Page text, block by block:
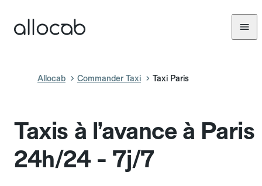
Allocab Commander Taxi Taxi Paris
Taxis à l’avance à Paris
24h/24 - 7j/7